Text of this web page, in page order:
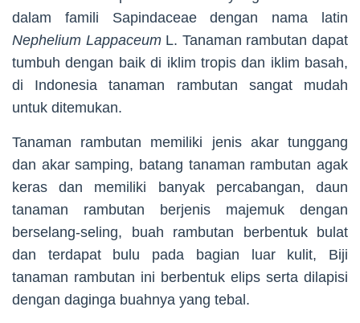
dalam famili Sapindaceae dengan nama latin
Nephelium LappaceumL. Tanaman rambutan dapat
tumbuh dengan baik di iklim tropis dan iklim basah,
di Indonesia tanaman rambutan sangat mudah
untuk ditemukan.
Tanaman rambutan memiliki jenis akar tunggang
dan akar samping, batang tanaman rambutan agak
keras dan memiliki banyak percabangan, daun
tanaman rambutan berjenis majemuk dengan
berselang-seling, buah rambutan berbentuk bulat
dan terdapat bulu pada bagian luar kulit, Biji
tanaman rambutan ini berbentuk elips serta dilapisi
dengan daginga buahnya yang tebal.